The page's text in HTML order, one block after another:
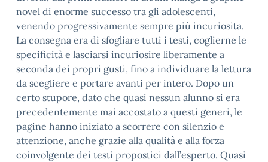
novel di enorme successo tra gli adolescenti,
venendo progressivamente sempre più incuriosita.
La consegna era di sfogliare tutti i testi, coglierne le
specificità e lasciarsi incuriosire liberamente a
seconda dei propri gusti, fino a individuare la lettura
da scegliere e portare avanti per intero. Dopo un
certo stupore, dato che quasi nessun alunno si era
precedentemente mai accostato a questi generi, le
pagine hanno iniziato a scorrere con silenzio e
attenzione, anche grazie alla qualità e alla forza
coinvolgente dei testi propostici dall’esperto. Quasi